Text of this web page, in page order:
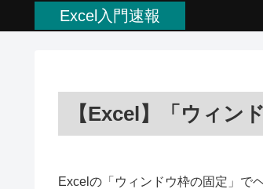
Excel入門速報
【Excel】「ウィン
Excelの「ウィンドウ枠の固定」で